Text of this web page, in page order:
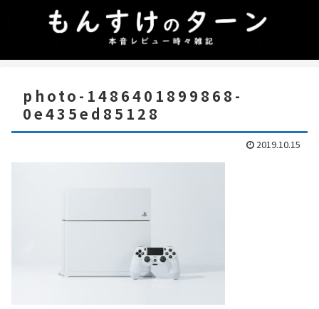
photo-1486401899868-
0e435ed85128
2019.10.15